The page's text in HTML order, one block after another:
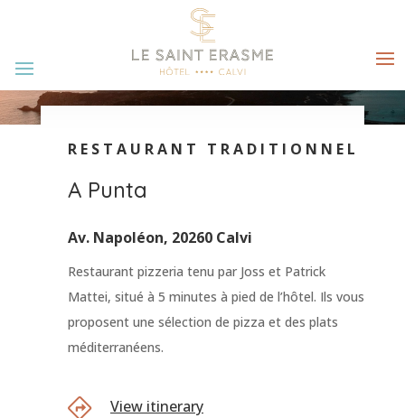
RESTAURANT TRADITIONNEL
A Punta
Av. Napoléon, 20260 Calvi
Restaurant pizzeria tenu par Joss et Patrick
Mattei, situé à 5 minutes à pied de l’hôtel. Ils vous
proposent une sélection de pizza et des plats
méditerranéens.
View itinerary